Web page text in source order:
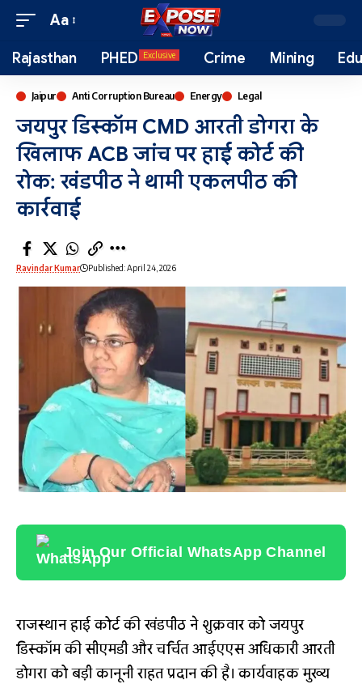
Aa
Rajasthan PHED Exclusive Crime Mining
Jaipur Anti Corruption Bureau Energy Legal
जयपुर डिस्कॉम CMD आरती डोगरा के
खिलाफ ACB जांच पर हाई कोर्ट की
रोक: खंडपीठ ने थामी एकलपीठ की
कार्रवाई
Ravindar Kumar Published: April 24, 2026
Join Our Official WhatsApp Channel
राजस्थान हाई कोर्ट की खंडपीठ ने शुक्रवार को जयपुर
डिस्कॉम की सीएमडी और चर्चित आईएएस अधिकारी आरती
डोगरा को बड़ी कानूनी राहत प्रदान की है। कार्यवाहक मुख्य